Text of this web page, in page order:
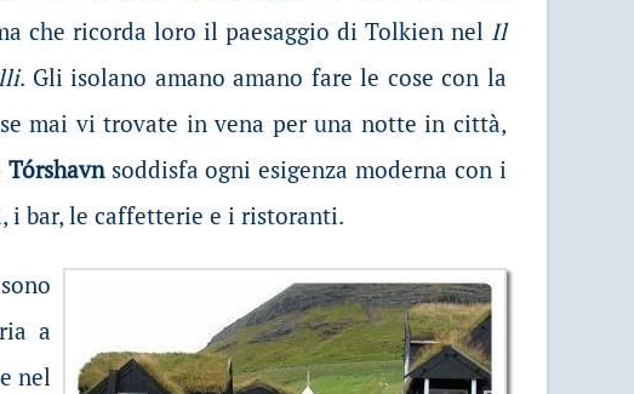
che ricorda loro il paesaggio di Tolkien nel Il
. Gli isolano amano amano fare le cose con la
mai vi trovate in vena per una notte in città,
Tórshavnsoddisfa ogni esigenza moderna con i
i bar, le caffetterie e i ristoranti.
a
nel